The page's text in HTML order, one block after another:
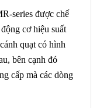
series được chế
cơ hiệu suất
quạt có hình
bên cạnh đó
cấp mà các dòng